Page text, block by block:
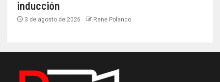
inducción
3 de agosto de 2026 Rene Polanco